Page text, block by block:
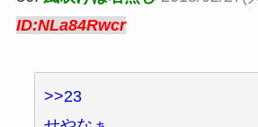
ID:NLa84Rwcr
>>23